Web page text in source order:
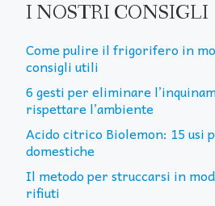
I NOSTRI CONSIGLI
Come pulire il frigorifero in
consigli utili
6 gesti per eliminare
rispettare l’ambiente
Acido citrico Biolemon: 15 usi
domestiche
Il metodo per struccarsi in
rifiuti